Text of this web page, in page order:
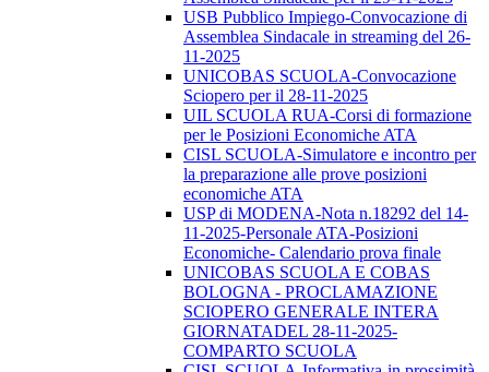
USB Pubblico Impiego-Convocazione di
Assemblea Sindacale in streaming del 26-
11-2025
UNICOBAS SCUOLA-Convocazione
Sciopero per il 28-11-2025
UIL SCUOLA RUA-Corsi di formazione
per le Posizioni Economiche ATA
CISL SCUOLA-Simulatore e incontro per
la preparazione alle prove posizioni
economiche ATA
USP di MODENA-Nota n.18292 del 14-
11-2025-Personale ATA-Posizioni
Economiche- Calendario prova finale
UNICOBAS SCUOLA E COBAS
BOLOGNA - PROCLAMAZIONE
SCIOPERO GENERALE INTERA
GIORNATADEL 28-11-2025-
COMPARTO SCUOLA